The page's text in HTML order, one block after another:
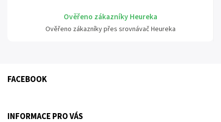
Ověřeno zákazníky Heureka
Ověřeno zákazníky přes srovnávač Heureka
FACEBOOK
INFORMACE PRO VÁS